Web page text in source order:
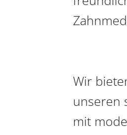
Wir
unseren
mit